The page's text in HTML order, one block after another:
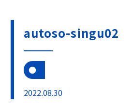
autoso-singu02
2022.08.30